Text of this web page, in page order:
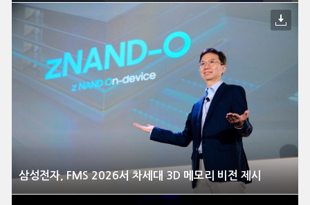
삼성전자, FMS 2026서 차세대 3D 메모리 비전 제시